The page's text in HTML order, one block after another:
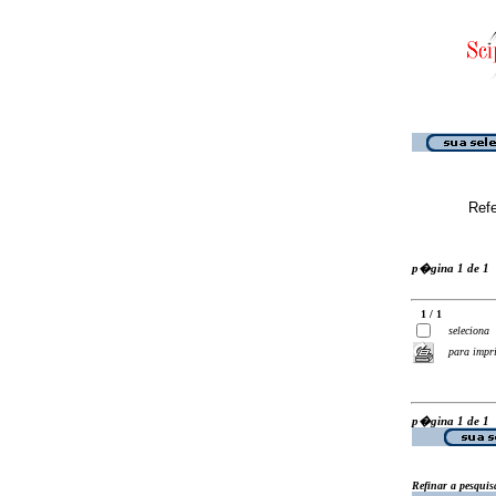
p�gina 1 de 1
1 / 1
seleciona
para
p�gina 1 de 1
Refinar a